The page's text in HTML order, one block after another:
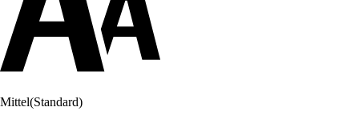
Mittel(Standard)